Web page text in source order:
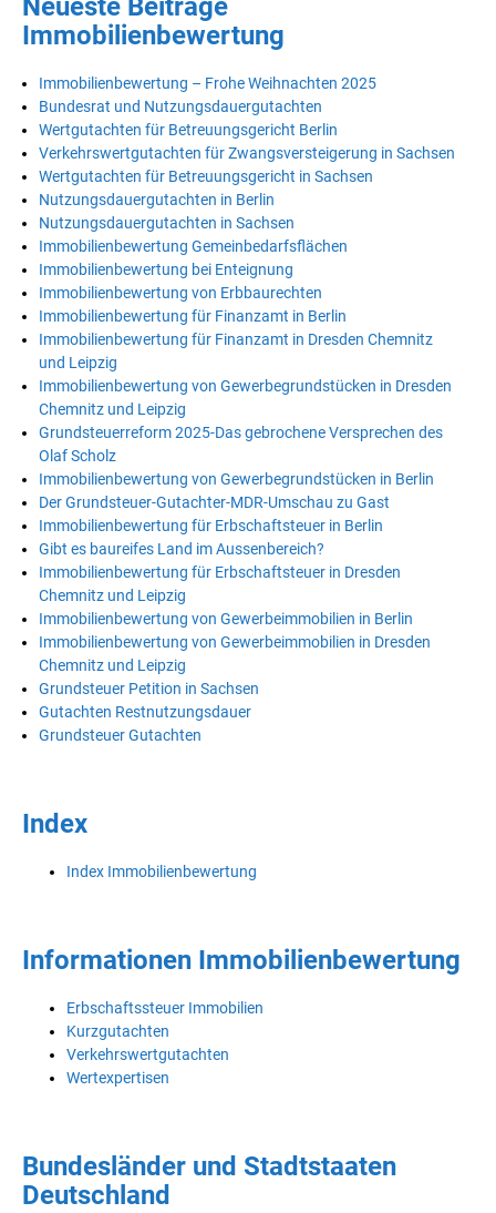
Neueste Beiträge
Immobilienbewertung
Immobilienbewertung – Frohe Weihnachten 2025
Bundesrat und Nutzungsdauergutachten
Wertgutachten für Betreuungsgericht Berlin
Verkehrswertgutachten für Zwangsversteigerung in Sachsen
Wertgutachten für Betreuungsgericht in Sachsen
Nutzungsdauergutachten in Berlin
Nutzungsdauergutachten in Sachsen
Immobilienbewertung Gemeinbedarfsflächen
Immobilienbewertung bei Enteignung
Immobilienbewertung von Erbbaurechten
Immobilienbewertung für Finanzamt in Berlin
Immobilienbewertung für Finanzamt in Dresden Chemnitz
und Leipzig
Immobilienbewertung von Gewerbegrundstücken in Dresden
Chemnitz und Leipzig
Grundsteuerreform 2025-Das gebrochene Versprechen des
Olaf Scholz
Immobilienbewertung von Gewerbegrundstücken in Berlin
Der Grundsteuer-Gutachter-MDR-Umschau zu Gast
Immobilienbewertung für Erbschaftsteuer in Berlin
Gibt es baureifes Land im Aussenbereich?
Immobilienbewertung für Erbschaftsteuer in Dresden
Chemnitz und Leipzig
Immobilienbewertung von Gewerbeimmobilien in Berlin
Immobilienbewertung von Gewerbeimmobilien in Dresden
Chemnitz und Leipzig
Grundsteuer Petition in Sachsen
Gutachten Restnutzungsdauer
Grundsteuer Gutachten
Index
Index Immobilienbewertung
Informationen Immobilienbewertung
Erbschaftssteuer Immobilien
Kurzgutachten
Verkehrswertgutachten
Wertexpertisen
Bundesländer und Stadtstaaten
Deutschland